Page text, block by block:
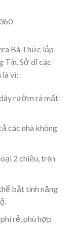
Bá Thức lắp
Tín. Sở dĩ các
vì:
rườm rà mất
các nhà không
2 chiều, trên
bật tính năng
rẻ, phù hợp